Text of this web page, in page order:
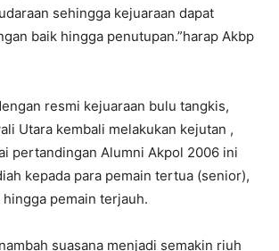
sehingga kejuaraan dapat
baik hingga penutupan.”harap Akbp
resmi kejuaraan bulu tangkis,
Utara kembali melakukan kejutan ,
pertandingan Alumni Akpol 2006 ini
kepada para pemain tertua (senior),
pemain terjauh.
suasana menjadi semakin riuh